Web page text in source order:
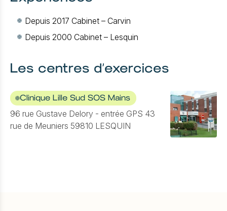
Depuis 2017 Cabinet – Carvin
Depuis 2000 Cabinet – Lesquin
Les centres d’exercices
Clinique Lille Sud SOS Mains
96 rue Gustave Delory - entrée GPS 43
rue de Meuniers 59810 LESQUIN